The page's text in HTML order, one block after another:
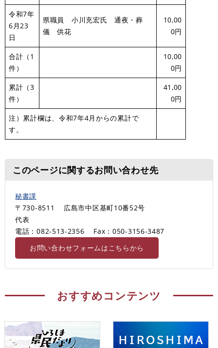
令和7年
6月23
日
県職員 小川充宏氏 通夜・葬
儀 供花
10,00
0円
合計（1
件）
10,00
0円
累計（3
件）
41,00
0円
注）累計欄は、令和7年4月からの累計で
す。
このページに関するお問い合わせ先
秘書課
〒730-8511
広島市中区基町10番52号
代表
電話：082-513-2356
Fax：050-3156-3487
お問い合わせフォームはこちらから
おすすめコンテンツ